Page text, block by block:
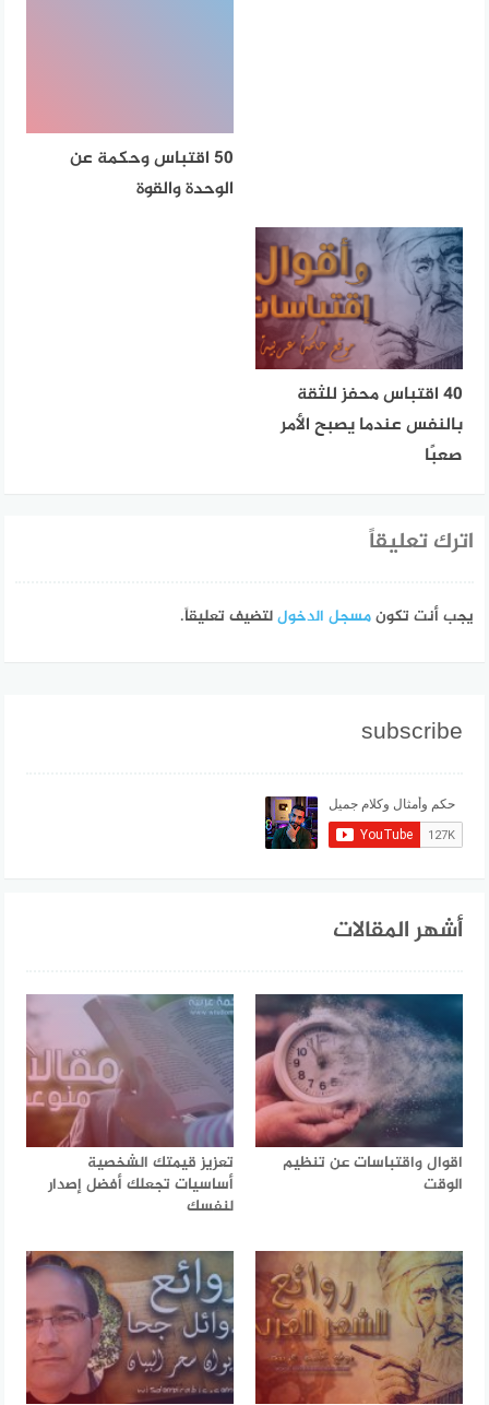
50 اقتباس وحكمة عن
الوحدة والقوة
40 اقتباس محفز للثقة
بالنفس عندما يصبح الأمر
صعبًا
اترك تعليقاً
يجب أنت تكونمسجل الدخوللتضيف تعليقاً.
subscribe
أشهر المقالات
اقوال واقتباسات عن تنظيم
الوقت
تعزيز قيمتك الشخصية
أساسيات تجعلك أفضل إصدار
لنفسك